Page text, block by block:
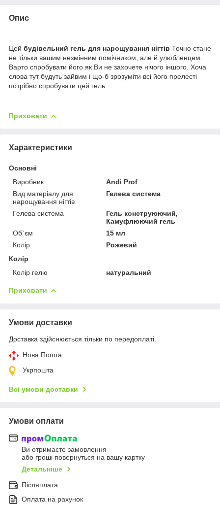
Опис
Цей будівельний гель для нарощування нігтів Точно стане
не тільки вашим незмінним помічником, але й улюбленцем.
Варто спробувати його як Ви не захочете нічого іншого. Хоча
слова тут будуть зайвим і що-б зрозуміти всі його прелесті
потрібно спробувати цей гель.
Приховати
Характеристики
Основні
Виробник
Andi Prof
Вид матеріалу для
нарощування нігтів
Гелева система
Гелева система
Гель конструюючий,
Камуфлюючий гель
Об`єм
15 мл
Колір
Рожевий
Колір
Колір гелю
натуральний
Приховати
Умови доставки
Доставка здійснюється тільки по передоплаті.
Нова Пошта
Укрпошта
Всі умови доставки
Умови оплати
Ви отримаєте замовлення
або гроші повернуться на вашу картку
Детальніше
Післяплата
Оплата на рахунок